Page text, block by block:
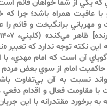
كه يكي از شما خواهان قائم
با عافيت همراه باشد؛ چرا كه
و مهرباني برانگيخت و قائم
به اين نكته توجه ندارد كه تعبير
آن است كه امام مهدي، با
امام از سوي بعض مردم
نسبت به آن بي‌تفاوت
مقاومت فعال و اقدام دفعي
برخورد مقتدرانه با اين